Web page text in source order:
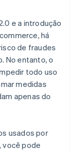
e a introdução
há
de fraudes
No entanto, o
todo uso
medidas
apenas do
usados por
você pode